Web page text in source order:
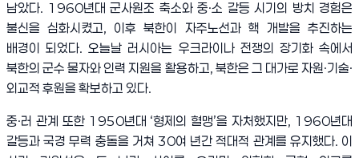
남았다. 1960년대 군사원조 축소와 중·소 갈등 시기의 방치 경험은
불신을 심화시켰고, 이후 북한이 자주노선과 핵 개발을 추진하는
배경이 되었다.오늘날 러시아는 우크라이나 전쟁의 장기화 속에서
북한의 군수 물자와 인력 지원을 활용하고, 북한은 그 대가로 자원·기술·
외교적 후원을 확보하고 있다.
중·러 관계 또한 1950년대 ‘형제의 혈맹’을 자처했지만, 1960년대
갈등과 국경 무력 충돌을 거쳐 30여 년간 적대적 관계를 유지했다. 이